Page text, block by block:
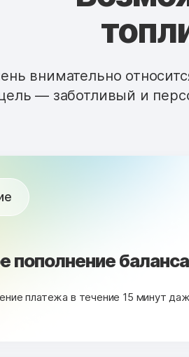
внимательно
— заботливый и
пополнение баланса
платежа в течение 15 минут